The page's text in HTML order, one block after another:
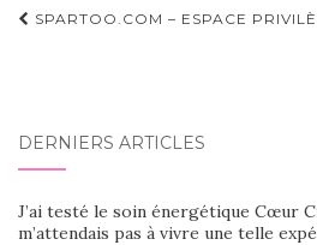
Navigation
SPARTOO.COM – ESPACE
DERNIERS ARTICLES
J’ai testé le soin énergétique Cœur
m’attendais pas à vivre une telle